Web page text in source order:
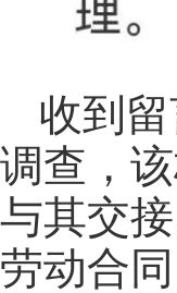
收到
调查，
与其交
劳动合